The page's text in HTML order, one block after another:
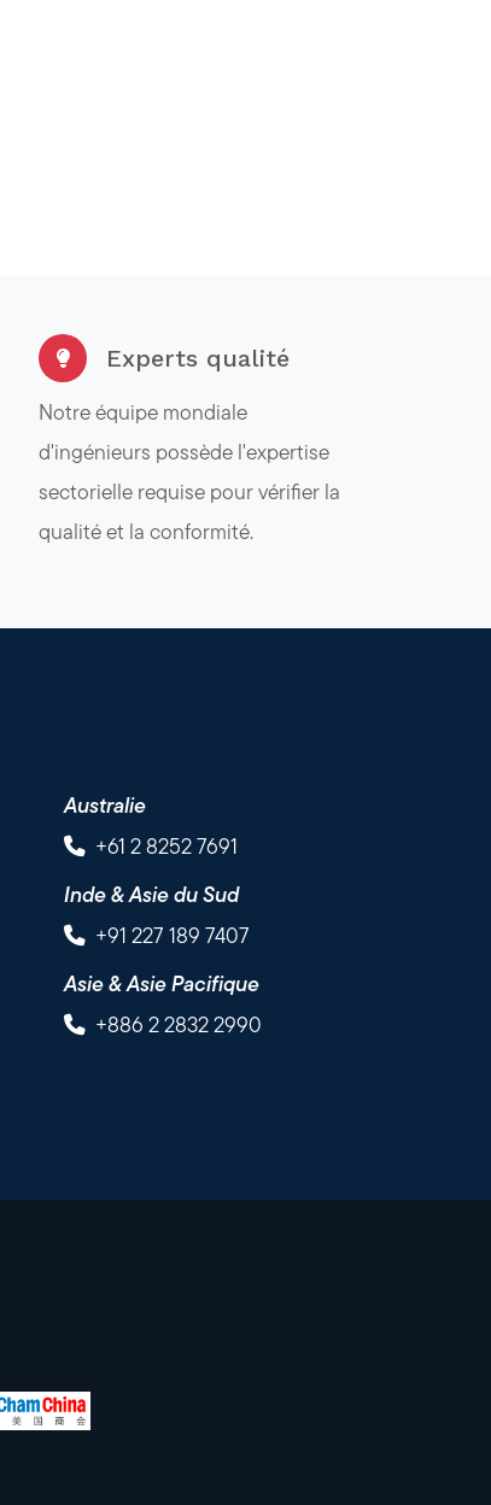
Experts qualité
Notre équipe mondiale
d'ingénieurs possède l'expertise
sectorielle requise pour vérifier la
qualité et la conformité.
Australie
+61 2 8252 7691
Inde & Asie du Sud
+91 227 189 7407
Asie & Asie Pacifique
+886 2 2832 2990